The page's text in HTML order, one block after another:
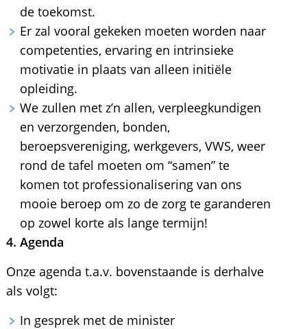
de toekomst.
Er zal vooral gekeken moeten worden naar
competenties, ervaring en intrinsieke
motivatie in plaats van alleen initiële
opleiding.
We zullen met z’n allen, verpleegkundigen
en verzorgenden, bonden,
beroepsvereniging, werkgevers, VWS, weer
rond de tafel moeten om “samen” te
komen tot professionalisering van ons
mooie beroep om zo de zorg te garanderen
op zowel korte als lange termijn!
4. Agenda
Onze agenda t.a.v. bovenstaande is derhalve
als volgt:
In gesprek met de minister